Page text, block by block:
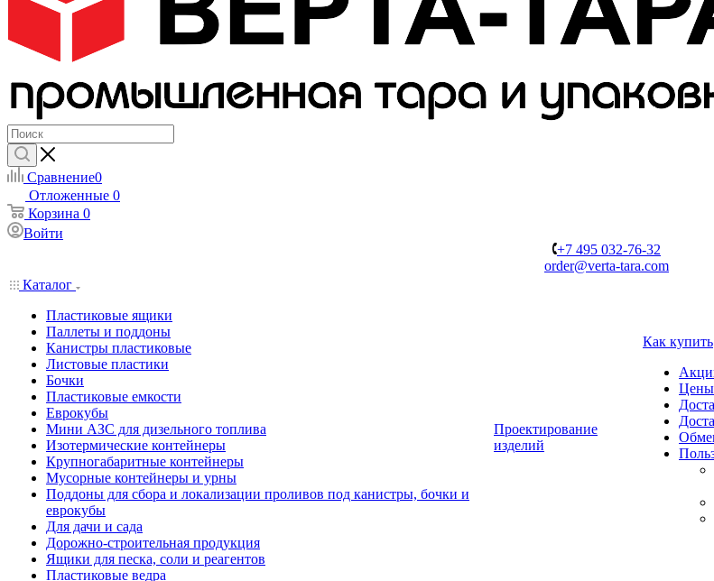
Сравнение0
Отложенные 0
Корзина 0
Войти
+7 495 032-76-32
order@verta-tara.com
Каталог
Пластиковые ящики
Паллеты и поддоны
Канистры пластиковые
Листовые пластики
Бочки
Пластиковые емкости
Еврокубы
Мини АЗС для дизельного топлива
Изотермические контейнеры
Крупногабаритные контейнеры
Мусорные контейнеры и урны
Поддоны для сбора и локализации проливов под канистры, бочки и
еврокубы
Для дачи и сада
Дорожно-строительная продукция
Ящики для песка, соли и реагентов
Пластиковые ведра
Проектирование
изделий
Как купить
Цены